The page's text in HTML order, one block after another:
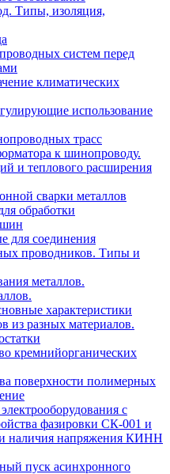
Типы, изоляция,
систем перед
климатических
использование
трасс
к шинопроводу.
и теплового расширения
сварки металлов
обработки
шин
для соединения
проводников. Типы и
металлов.
характеристики
из разных материалов.
кремнийорганических
поверхности поли мерных
с
фазировки СК-001 и
наличия напряжения КИНН
пуск асинхронного